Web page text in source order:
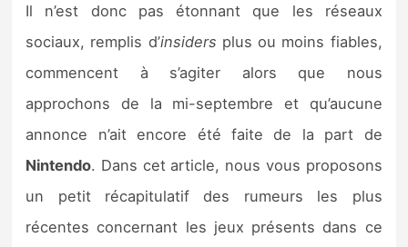
Guides
Il n’est donc pas étonnant que les réseaux
sociaux, remplis d’insiders plus ou moins fiables,
commencent à s’agiter alors que nous
approchons de la mi-septembre et qu’aucune
annonce n’ait encore été faite de la part de
Nintendo. Dans cet article, nous vous proposons
un petit récapitulatif des rumeurs les plus
récentes concernant les jeux présents dans ce